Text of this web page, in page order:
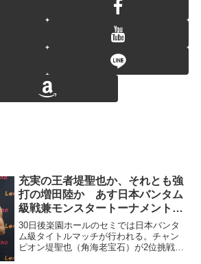
充実の王者堤聖也か、それとも強
打の増田陸か あす日本バンタム
級戦兼モンスタートーナメント準
決勝
30日後楽園ホールのセミでは日本バンタ
ム級タイトルマッチが行われる。チャン
ピオン堤聖也（角海老宝石）が2位挑戦者